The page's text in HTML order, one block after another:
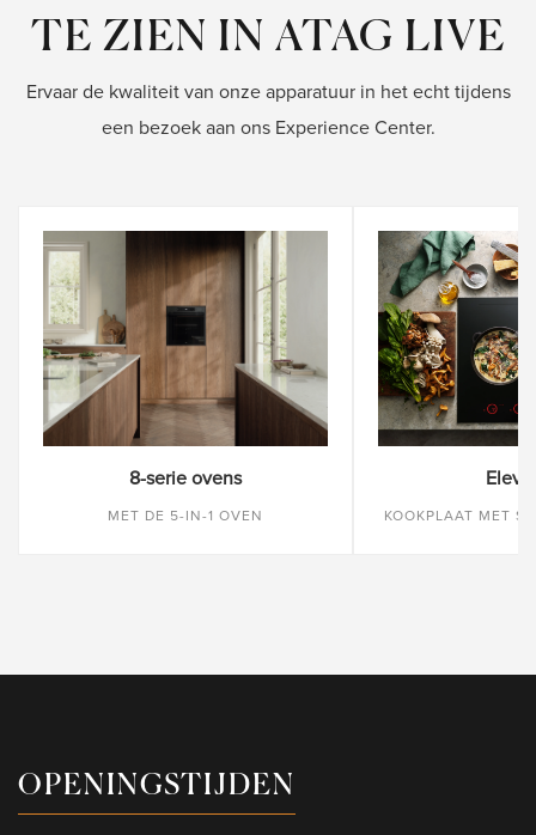
TE ZIEN IN ATAG LIVE
Ervaar de kwaliteit van onze apparatuur in het echt tijdens
een bezoek aan ons Experience Center.
8-serie ovens
MET DE 5-IN-1 OVEN KOOKPLAAT MET
OPENINGSTIJDEN